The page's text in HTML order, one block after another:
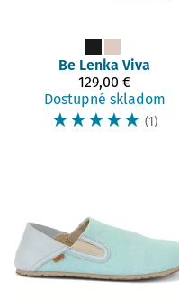
Be Lenka Viva
129,00 €
Dostupné skladom
☆☆☆☆☆ (1)